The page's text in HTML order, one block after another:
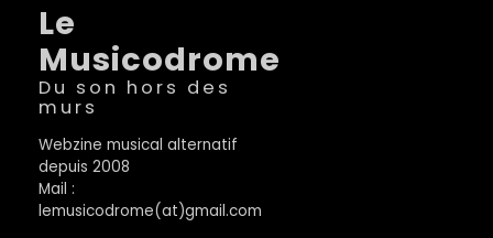
Le
Musicodrome
Du son hors des
murs
Webzine musical alternatif
depuis 2008
Mail :
lemusicodrome(at)gmail.com